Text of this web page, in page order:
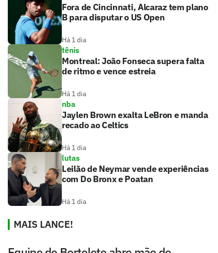
Fora de Cincinnati, Alcaraz tem plano
B para disputar o US Open
Há 1 dia
tênis
Montreal: João Fonseca supera falta
de ritmo e vence estreia
Há 1 dia
nba
Jaylen Brown exalta LeBron e manda
recado ao Celtics
Há 1 dia
lutas
Leilão de Neymar vende experiências
com Do Bronx e Poatan
Há 1 dia
MAIS LANCE!